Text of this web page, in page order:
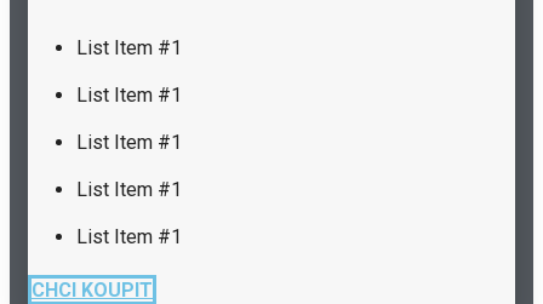
List Item #1
List Item #1
List Item #1
List Item #1
List Item #1
CHCI KOUPIT